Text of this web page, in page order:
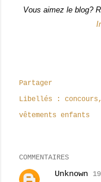
Vous aimez le blog?
Partager
Libellés :
concours
vêtements enfants
COMMENTAIRES
Unknown